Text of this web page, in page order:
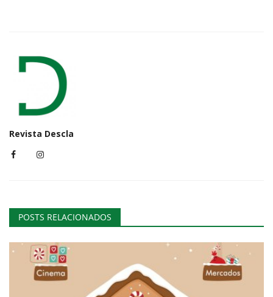
Revista Descla
POSTS RELACIONADOS